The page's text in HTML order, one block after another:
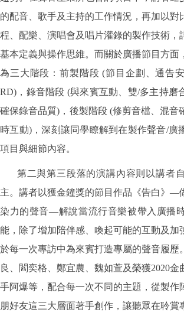
的配音、歌手及主持的工作情況，再加以對
程、配樂、演唱會及唱片灌錄的製作技術，
基本定義與操作思維。而關於廣播節目方面
為三大階段：前製階段 (節目企劃、通告
RD)，錄音階段 (與來賓互動、雙/多主持磨
確保錄音品質)，後製階段 (修剪音檔、混音
時互動)，深刻讓同學瞭解到在製作聲音/廣
項目與細節內容。
第二與第三段落的演講內容則以講者
主。講者以獲金鐘獎的節目作品《告白》—
染力的聲音—解說當流行音樂被帶入廣播
能，除了增加陪伴感、喚起可能的互動及加
於每一次專訪中為來賓打造專屬的聲音履歷
良、閻奕格、鄭宜農、魏如萱及榮獲2020金
手阿爆等，配合每一次不同的主題，從製作
朋好友這三大層面著手創作，讓聽眾在聆賞